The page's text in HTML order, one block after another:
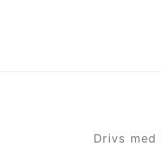
Drivs med